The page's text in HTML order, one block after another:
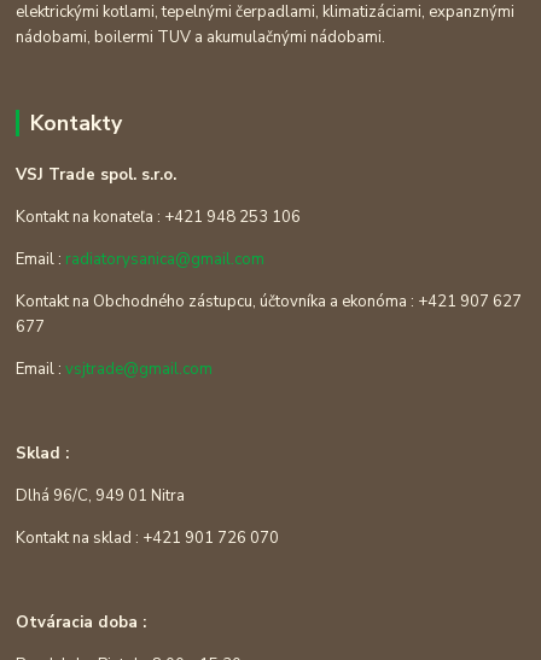
elektrickými kotlami, tepelnými čerpadlami, klimatizáciami, expanznými
nádobami, boilermi TUV a akumulačnými nádobami.
Kontakty
VSJ Trade spol. s.r.o.
Kontakt na konateľa : +421 948 253 106
Email : radiatorysanica@gmail.com
Kontakt na Obchodného zástupcu, účtovníka a ekonóma : +421 907 627
677
Email :vsjtrade@gmail.com
Sklad :
Dlhá 96/C, 949 01 Nitra
Kontakt na sklad : +421 901 726 070
Otváracia doba :